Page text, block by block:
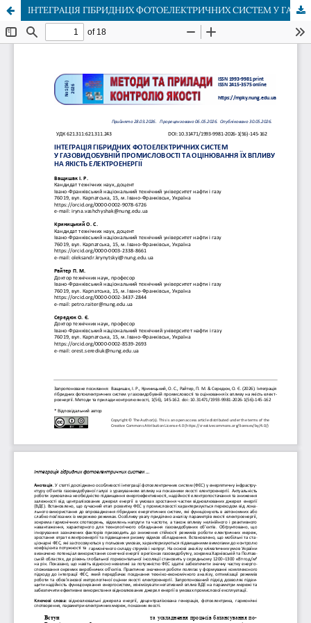
ІНТЕГРАЦІЯ ГІБРИДНИХ ФОТОЕЛЕКТРИЧНИХ СИСТЕМ У ГАЗОВИДОБУВНІЙ ПРОМИСЛОВОСТІ ТА ОЦІНЮВАННЯ ЇХ ВПЛИВУ НА ЯКІСТЬ ЕЛЕКТРОЕНЕРГІЇ